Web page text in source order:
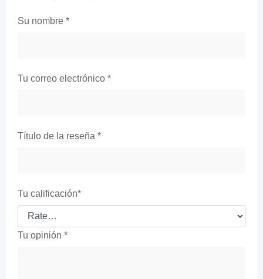
Su nombre *
Tu correo electrónico *
Título de la reseña *
Tu calificación*
Tu opinión *